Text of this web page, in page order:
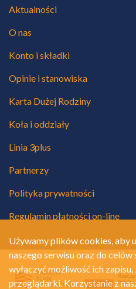
Aktualności
O nas
Konto i składki
Opinie i stanowiska
Karta Dużej Rodziny
Koła i oddziały
Linia 3plus
Partnerzy
Polityka prywatności
Regulamin płatności on-line
Używamy plików cookies, aby
naszego serwisu oraz do
wyłączyć możliwość ich
przeglądarki. Korzystanie z